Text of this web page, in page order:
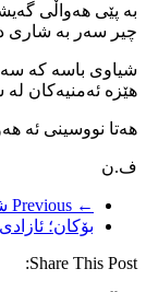
چیر سەر بە شاری
شیاوی باسە کە
هێزە ئەمنیەکان
هەتا نووسینی ئە
ف.ن
← Previous
بۆکان؛
Share This Post: